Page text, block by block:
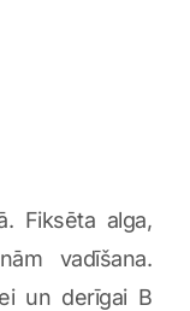
Fiksēta alga,
vadīšana.
un derīgai B